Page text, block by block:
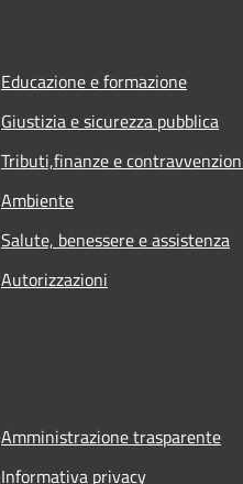
Educazione e formazione
Giustizia e sicurezza pubblica
Tributi,finanze e
Ambiente
Salute, benessere e assistenza
Autorizzazioni
Amministrazione trasparente
Informativa privacy